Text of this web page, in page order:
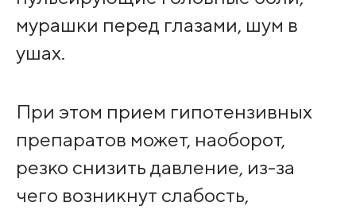
мурашки перед глазами, шум в
ушах.
При этом прием гипотензивных
препаратов может, наоборот,
резко снизить давление, из-за
чего возникнут слабость,